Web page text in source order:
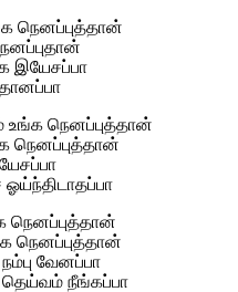
நெனப்புத்தான்
இயேசப்பா
உங்க நெனப்புத்தான்
நெனப்புத்தான்
நெனப்புத்தான்
நெனப்புத்தான்
வேனப்பா
தெய்வம் நீங்கப்பா